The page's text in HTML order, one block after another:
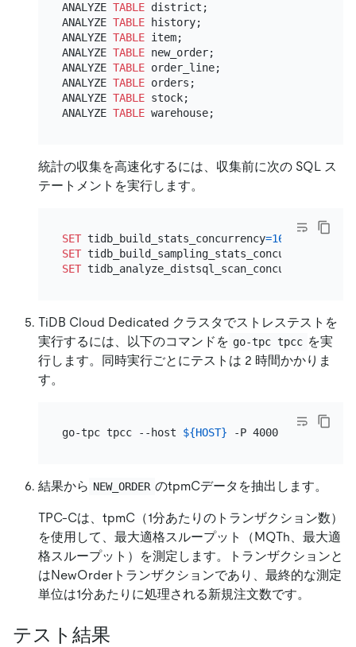
ANALYZE TABLE district;
ANALYZE TABLE history;
ANALYZE TABLE item;
ANALYZE TABLE new_order;
ANALYZE TABLE order_line;
ANALYZE TABLE orders;
ANALYZE TABLE stock;
ANALYZE TABLE
統計の収集を高速化するには、収集前に次の SQL ス
テートメントを実行します。
SET tidb_build_stats_concurrency=16
SET tidb_build_sampling_stats_concurrency
SET tidb_analyze_distsql_scan_concurrency
TiDB Cloud Dedicated クラスタでストレステストを
実行するには、以下のコマンドを go-tpc tpcc を実
行します。同時実行ごとにテストは 2 時間かかりま
す。
go-tpc tpcc --host ${HOST} -P 4000 --
結果から NEW_ORDER のtpmCデータを抽出します。
TPC-Cは、tpmC（1分あたりのトランザクション数）
を使用して、最大適格スループット（MQTh、最大適
格スループット）を測定します。トランザクションと
はNewOrderトランザクションであり、最終的な測定
単位は1分あたりに処理される新規注文数です。
テスト結果